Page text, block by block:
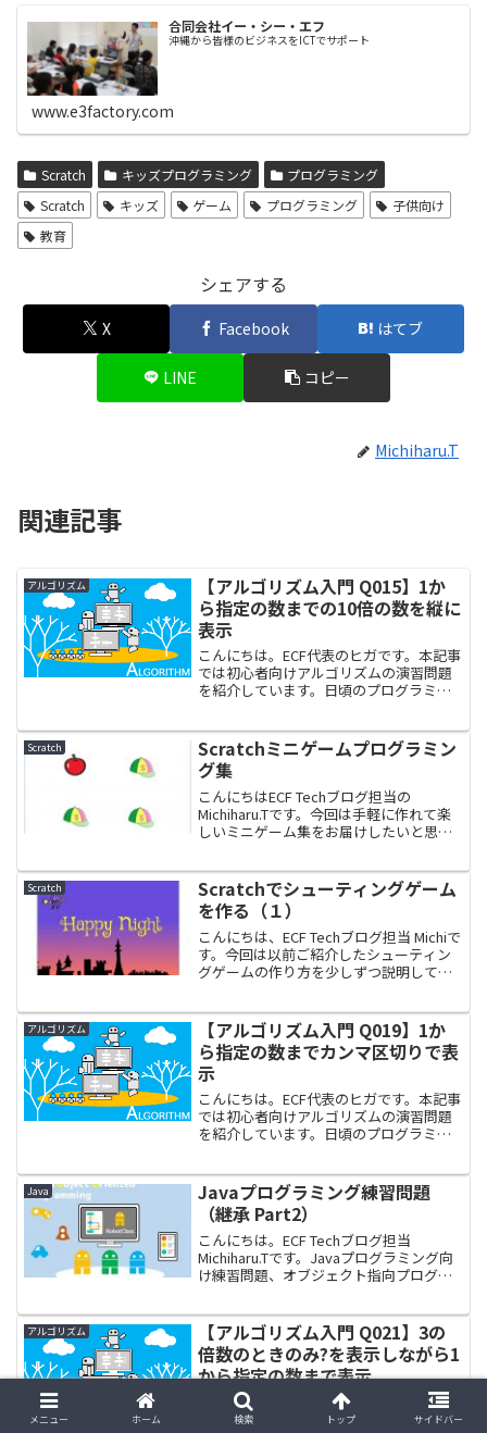
合同会社イー・シー・エフ
沖縄から皆様のビジネスをICTでサポート
www.e3factory.com
Scratch キッズプログラミング
プログラミング
Scratch
キッズ ゲーム プログラミング
子供向け
教育
シェアする
X Facebook はてブ
LINE コピー
Michiharu.T
関連記事
アルゴリズム
【アルゴリズム入門 Q015】1か
ら指定の数までの10倍の数を縦に
表示
こんにちは。ECF代表のヒガです。本記事
では初心者向けアルゴリズムの演習問題
を紹介しています。日頃のプログラミン
る計算手順のことです。自在にプログラ
ムを作るには、プログ...
Scratch
Scratchミニゲームプログラミン
グ集
こんにちはECF Techブログ担当の
Michiharu.Tです。今回は手軽に作れて楽
しいミニゲーム集をお届けしたいと思い
ネタがほしい方Scratchで...
Scratch
Scratchでシューティングゲーム
を作る（１）
こんにちは、ECF Techブログ担当 Michiで
す。今回は以前ご紹介したシューティン
グゲームの作り方を少しずつ説明してい
きる考え方をなるべく掲載していくつも...
アルゴリズム
【アルゴリズム入門 Q019】1か
ら指定の数までカンマ区切りで表
示
こんにちは。ECF代表のヒガです。本記事
では初心者向けアルゴリズムの演習問題
を紹介しています。日頃のプログラミン
る計算手順のことです。自在にプログラ
ムを作るには、プログ...
Java
Javaプログラミング練習問題
（継承 Part2）
こんにちは。ECF Techブログ担当
Michiharu.Tです。Javaプログラミング向
け練習問題、オブジェクト指向プログラ
回はややプログラムにボリュームがある
もの...
アルゴリズム
【アルゴリズム入門 Q021】3の
倍数のときのみ?を表示しながら1
から指定の数まで表示
こんにちは。ECF代表のヒガです。本記事
では初心者向けアルゴリズムの演習問題
メニュー ホーム 検索 トップ サイドバー